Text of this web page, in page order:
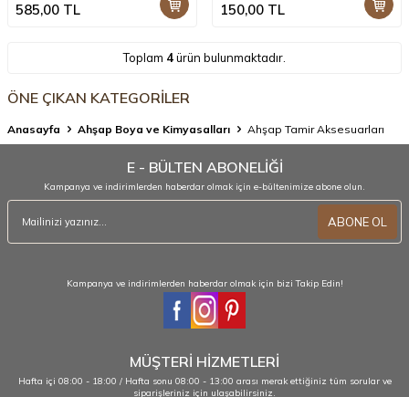
585,00 TL 150,00 TL
Toplam 4ürün bulunmaktadır.
ÖNE ÇIKAN KATEGORİLER
Anasayfa Ahşap Boya ve Kimyasalları Ahşap Tamir Aksesuarları
E - BÜLTEN ABONELİĞİ
Kampanya ve indirimlerden haberdar olmak için e-bültenimize abone olun.
ABONE OL
Kampanya ve indirimlerden haberdar olmak için bizi Takip Edin!
MÜŞTERİ HİZMETLERİ
Hafta içi 08:00 - 18:00 / Hafta sonu 08:00 - 13:00 arası merak ettiğiniz tüm sorular ve
siparişleriniz için ulaşabilirsiniz.